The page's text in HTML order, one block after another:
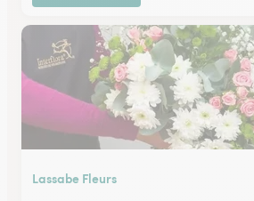
Lassabe Fleurs